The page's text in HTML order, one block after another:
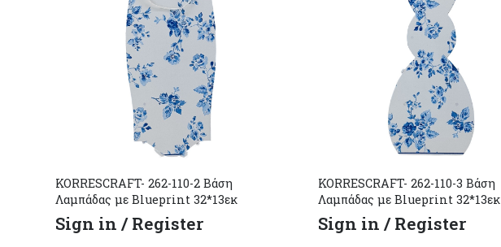
KORRESCRAFT- 262-110-2 Βάση
Λαμπάδας με Blueprint 32*13εκ
Sign in / Register
KORRESCRAFT- 262-110-3 Βάση
Λαμπάδας με Blueprint 32*13εκ
Sign in / Register